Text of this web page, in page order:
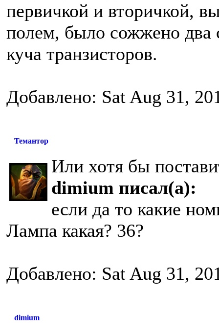
первичкой и вторичкой,
полем, было сожжено два
куча транзисторов.
Добавлено: Sat Aug 31,
Темантор
Или хотя бы
dimium писал(а):
если да то какие
Лампа какая? 36?
Добавлено: Sat Aug 31,
dimium